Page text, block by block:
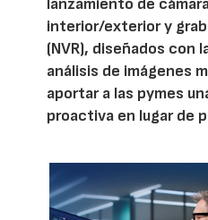
lanzamiento de
interior/exterior y
(NVR), diseñados con
análisis de imágenes
aportar a las pymes
proactiva en lugar de